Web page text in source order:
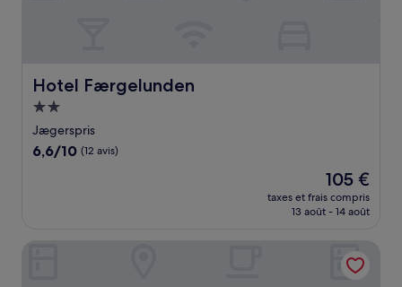
Hotel Færgelunden
Hotel Færgelunden
Hébergement
2.0 étoiles
Jægerspris
6.6
6,6/10 (12 avis)
Le
nouveau
prix
de
105 €
105 €
taxes et frais compris
13 août - 14 août